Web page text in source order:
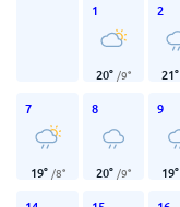
1
20° /9°
2
21°
7
19° /8°
8
20° /9°
9
19°